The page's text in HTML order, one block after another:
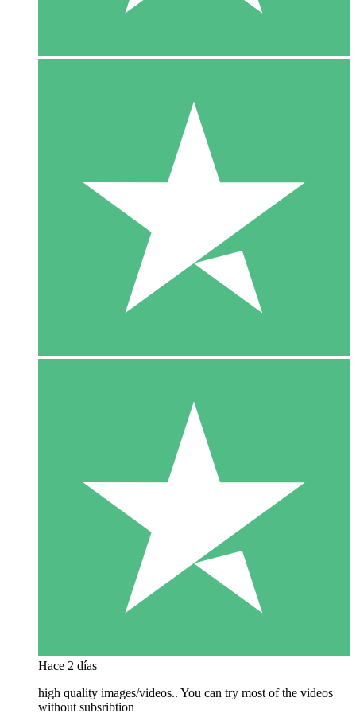
Hace 2 días
high quality images/videos.. You can try most of the videos
without subsribtion